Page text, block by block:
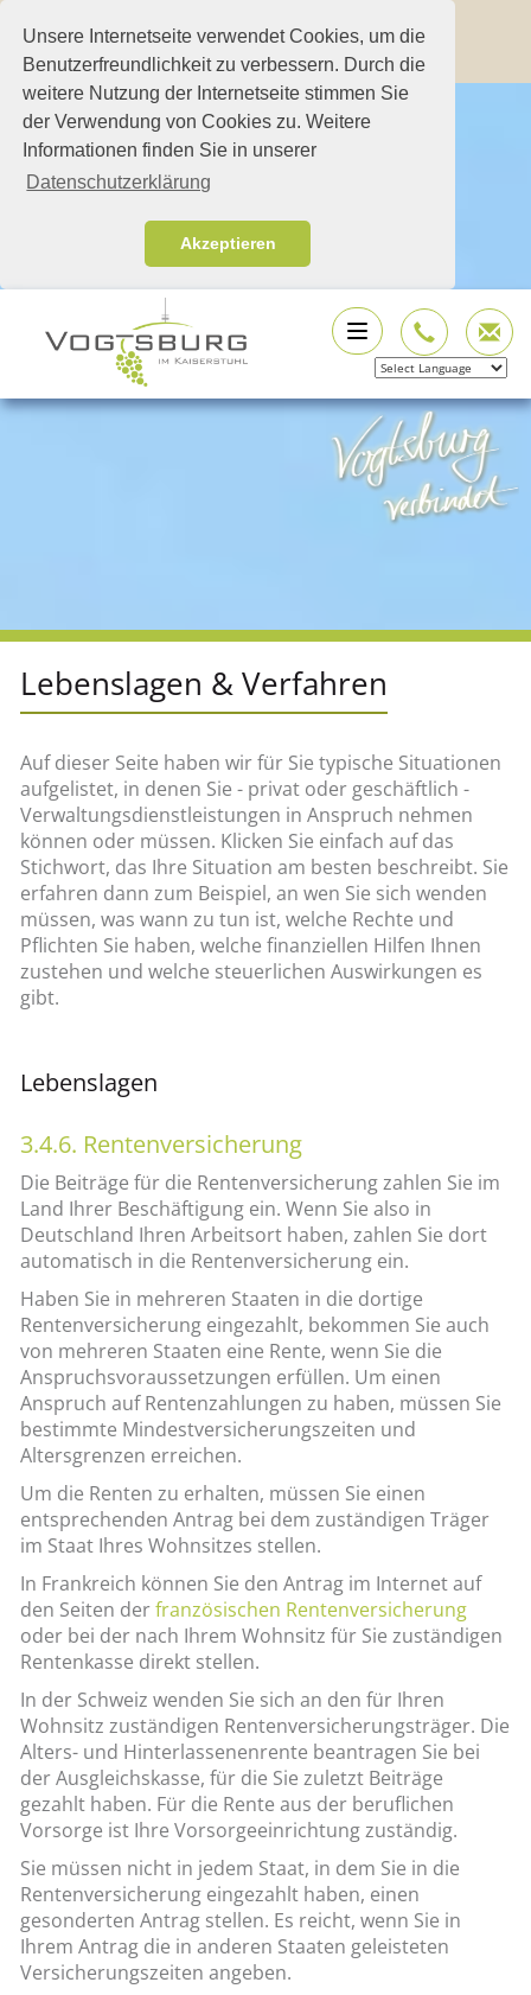
Unsere Internetseite verwendet Cookies, um die
Benutzerfreundlichkeit zu verbessern. Durch die
weitere Nutzung der Internetseite stimmen Sie
der Verwendung von Cookies zu. Weitere
Informationen finden Sie in unserer
Datenschutzerklärung
Akzeptieren
Lebenslagen & Verfahren
Auf dieser Seite haben wir für Sie typische Situationen
aufgelistet, in denen Sie - privat oder geschäftlich -
Verwaltungsdienstleistungen in Anspruch nehmen
können oder müssen. Klicken Sie einfach auf das
Stichwort, das Ihre Situation am besten beschreibt. Sie
erfahren dann zum Beispiel, an wen Sie sich wenden
müssen, was wann zu tun ist, welche Rechte und
Pflichten Sie haben, welche finanziellen Hilfen Ihnen
zustehen und welche steuerlichen Auswirkungen es
gibt.
Lebenslagen
3.4.6. Rentenversicherung
Die Beiträge für die Rentenversicherung zahlen Sie im
Land Ihrer Beschäftigung ein. Wenn Sie also in
Deutschland Ihren Arbeitsort haben, zahlen Sie dort
automatisch in die Rentenversicherung ein.
Haben Sie in mehreren Staaten in die dortige
Rentenversicherung eingezahlt, bekommen Sie auch
von mehreren Staaten eine Rente, wenn Sie die
Anspruchsvoraussetzungen erfüllen. Um einen
Anspruch auf Rentenzahlungen zu haben, müssen Sie
bestimmte Mindestversicherungszeiten und
Altersgrenzen erreichen.
Um die Renten zu erhalten, müssen Sie einen
entsprechenden Antrag bei dem zuständigen Träger
im Staat Ihres Wohnsitzes stellen.
In Frankreich können Sie den Antrag im Internet auf
den Seiten derfranzösischen Rentenversicherung
oder bei der nach Ihrem Wohnsitz für Sie zuständigen
Rentenkasse direkt stellen.
In der Schweiz wenden Sie sich an den für Ihren
Wohnsitz zuständigen Rentenversicherungsträger. Die
Alters- und Hinterlassenenrente beantragen Sie bei
der Ausgleichskasse, für die Sie zuletzt Beiträge
gezahlt haben. Für die Rente aus der beruflichen
Vorsorge ist Ihre Vorsorgeeinrichtung zuständig.
Sie müssen nicht in jedem Staat, in dem Sie in die
Rentenversicherung eingezahlt haben, einen
gesonderten Antrag stellen. Es reicht, wenn Sie in
Ihrem Antrag die in anderen Staaten geleisteten
Versicherungszeiten angeben.